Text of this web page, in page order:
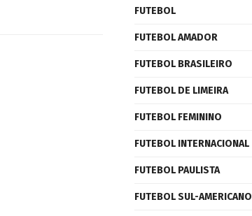
FUTEBOL
FUTEBOL AMADOR
FUTEBOL BRASILEIRO
FUTEBOL DE LIMEIRA
FUTEBOL FEMININO
FUTEBOL INTERNACIONAL
FUTEBOL PAULISTA
FUTEBOL SUL-AMERICANO